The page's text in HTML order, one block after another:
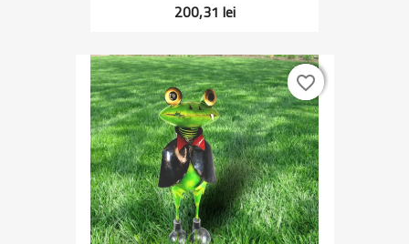
200,31 lei
favorite_border
favorite_border